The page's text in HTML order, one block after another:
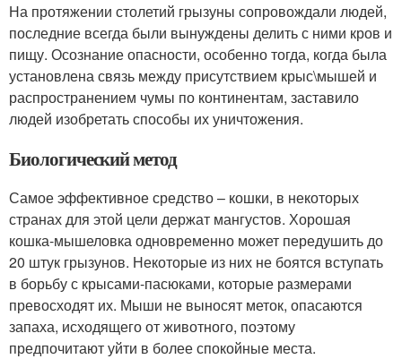
На протяжении столетий грызуны сопровождали людей,
последние всегда были вынуждены делить с ними кров и
пищу. Осознание опасности, особенно тогда, когда была
установлена связь между присутствием крыс\мышей и
распространением чумы по континентам, заставило
людей изобретать способы их уничтожения.
Биологический метод
Самое эффективное средство – кошки, в некоторых
странах для этой цели держат мангустов. Хорошая
кошка-мышеловка одновременно может передушить до
20 штук грызунов. Некоторые из них не боятся вступать
в борьбу с крысами-пасюками, которые размерами
превосходят их. Мыши не выносят меток, опасаются
запаха, исходящего от животного, поэтому
предпочитают уйти в более спокойные места.